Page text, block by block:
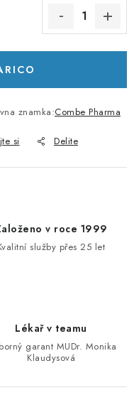
znamka:Combe Pharma
si Delite
v roce 1999
služby přes 25 let
Lékař v teamu
garant MUDr. Monika
Klaudysová